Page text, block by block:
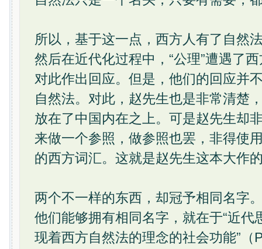
所以，基于这一点，西方人有了自然
然后在近代化过程中，“公理”遭遇了
对此作出回应。但是，他们的回应并
自然法。对此，赵先生也是非常清楚
放在了中国内在之上。可是赵先生却
来做一个参照，做参照也罢，非得使
的西方词汇。这就是赵先生这本大作
两个不一样的东西，却冠予相同名字
他们能够拥有相同名字，就在于“近代
现着西方自然法的理念的社会功能”（